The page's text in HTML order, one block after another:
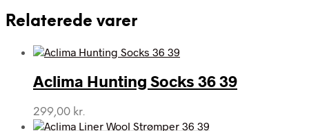
Relaterede varer
Aclima Hunting Socks 36 39
299,00 kr.